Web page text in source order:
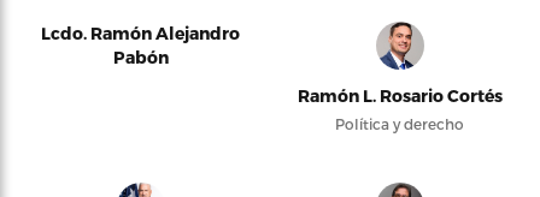
Lcdo. Ramón Alejandro
Pabón
Ramón L. Rosario Cortés
Política y derecho